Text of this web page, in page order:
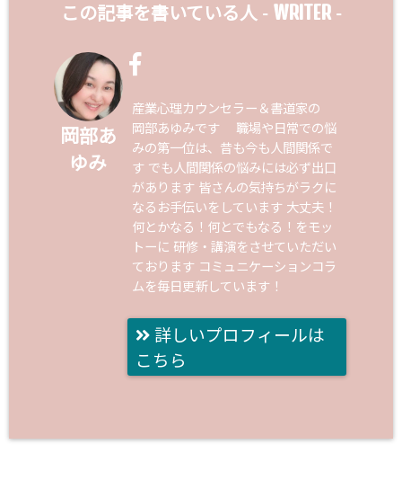
この記事を書いている人 - WRITER-
岡部あ
ゆみ
産業心理カウンセラー＆書道家の
岡部あゆみです 職場や日常での悩
みの第一位は、昔も今も人間関係で
す でも人間関係の悩みには必ず出口
があります 皆さんの気持ちがラクに
なるお手伝いをしています 大丈夫！
何とかなる！何とでもなる！をモッ
トーに 研修・講演をさせていただい
ております コミュニケーションコラ
ムを毎日更新しています！
詳しいプロフィールは
こちら